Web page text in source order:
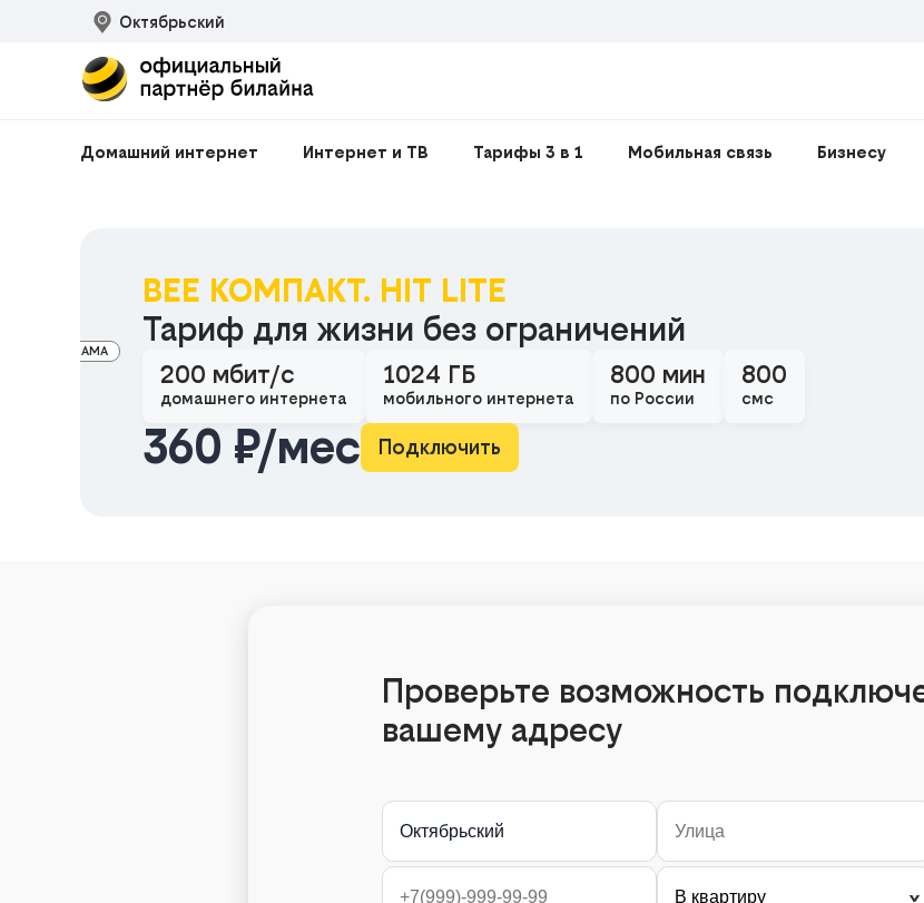
Октябрьский
Домашний интернет Интернет и ТВ Тарифы 3 в 1 Мобильная связь Бизнесу
BEE КОМПАКТ. HIT LITE
Тариф для жизни без ограничений
200 мбит/с
домашнего интернета
1024 ГБ
мобильного интернета
800 мин
по России
800
смс
360 ₽/мес Подключить
РЕКЛАМА
Проверьте возможность
вашему адресу
Октябрьский